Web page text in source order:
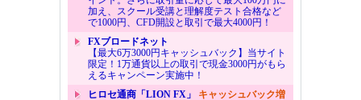
加え、スクール受講と理解度テスト合格など
で1000円、CFD開設と取引で最大4000円！
FXブロードネット
【最大6万3000円キャッシュバック】当サイト
限定！1万通貨以上の取引で現金3000円がもら
えるキャンペーン実施中！
ヒロセ通商「LION FX」 キャッシュバック増